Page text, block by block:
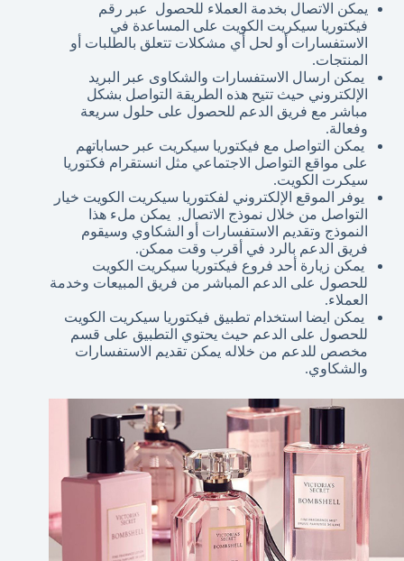
يمكن الاتصال بخدمة العملاء للحصول عبر رقم
فيكتوريا سيكريت الكويت على المساعدة في
الاستفسارات أو لحل أي مشكلات تتعلق بالطلبات أو
المنتجات.
يمكن ارسال الاستفسارات والشكاوى عبر البريد
الإلكتروني حيث تتيح هذه الطريقة التواصل بشكل
مباشر مع فريق الدعم للحصول على حلول سريعة
وفعالة.
يمكن التواصل مع فيكتوريا سيكريت عبر حساباتهم
على مواقع التواصل الاجتماعي مثل انستقرام فكتوريا
سيكرت الكويت.
يوفر الموقع الإلكتروني لفكتوريا سيكريت الكويت خيار
التواصل من خلال نموذج الاتصال, يمكن ملء هذا
النموذج وتقديم الاستفسارات أو الشكاوي وسيقوم
فريق الدعم بالرد في أقرب وقت ممكن.
يمكن زيارة أحد فروع فيكتوريا سيكريت الكويت
للحصول على الدعم المباشر من فريق المبيعات وخدمة
العملاء.
يمكن ايضا استخدام تطبيق فيكتوريا سيكريت الكويت
للحصول على الدعم حيث يحتوي التطبيق على قسم
مخصص للدعم من خلاله يمكن تقديم الاستفسارات
والشكاوي.